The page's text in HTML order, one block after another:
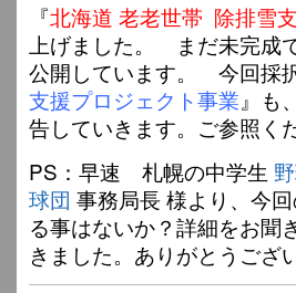
『北海道 老老世帯 除排雪
上げました。 まだ未完成
公開しています。 今回採
支援プロジェクト事業 』も
告していきます。ご参照く
PS：早速 札幌の中学生
球団 事務局長 様より、今
る事はないか？詳細をお聞
きました。ありがとうござ